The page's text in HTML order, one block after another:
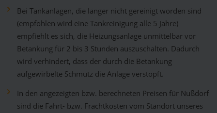
Bei Tankanlagen, die länger nicht gereinigt worden sind
(empfohlen wird eine Tankreinigung alle 5 Jahre)
empfiehlt es sich, die Heizungsanlage unmittelbar vor
Betankung für 2 bis 3 Stunden auszuschalten. Dadurch
wird verhindert, dass der durch die Betankung
aufgewirbelte Schmutz die Anlage verstopft.
In den angezeigten bzw. berechneten Preisen für Nußdorf
sind die Fahrt- bzw. Frachtkosten vom Standort unseres